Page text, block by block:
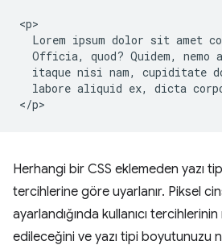
<p>
Lorem ipsum dolor sit amet
Officia, quod? Quidem, nemo
itaque nisi nam, cupiditate
labore aliquid ex, dicta
Herhangi bir CSS eklemeden yazı
tercihlerine göre uyarlanır. Piksel
ayarlandığında kullanıcı tercihlerinin
edileceğini ve yazı tipi boyutunuzu